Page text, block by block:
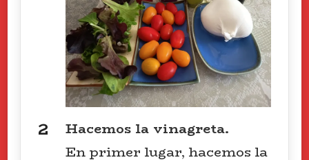
Hacemos la vinagreta.
En primer lugar, hacemos la